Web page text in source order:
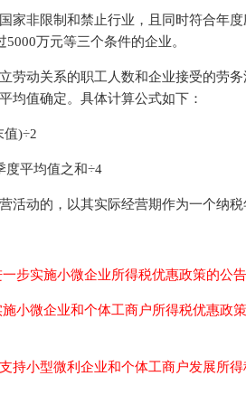
家非限制和禁止行业，且同时符合年
万元等三个条件的企业。
劳动关系的职工人数和企业接受的劳
均值确定。具体计算公式如下：
值)÷2
度平均值之和÷4
活动的，以其实际经营期作为一个纳
步实施小微企业所得税优惠政策的公告
小微企业和个体工商户所得税优惠政
持小型微利企业和个体工商户发展所